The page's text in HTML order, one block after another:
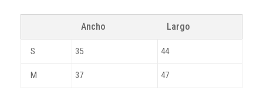
Ancho Largo
S 35 44
M 37 47